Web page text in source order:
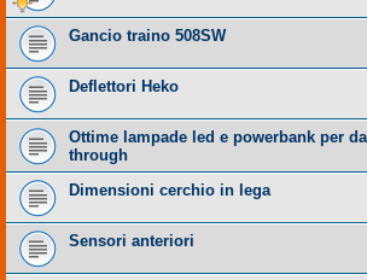
Gancio traino 508SW
Deflettori Heko
Ottime lampade led e powerbank per
through
Dimensioni cerchio in lega
Sensori anteriori